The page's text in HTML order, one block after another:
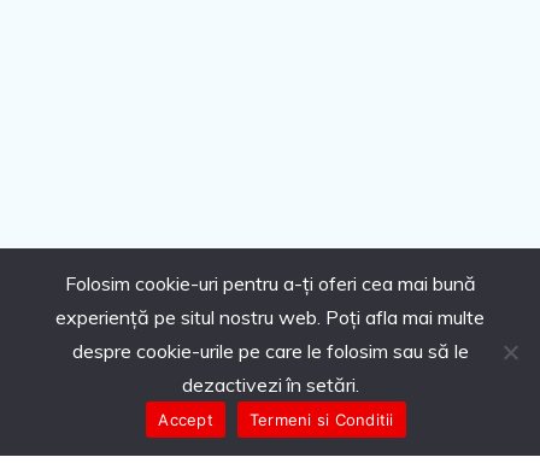
Folosim cookie-uri pentru a-ți oferi cea mai bună
experiență pe situl nostru web. Poți afla mai multe
despre cookie-urile pe care le folosim sau să le
dezactivezi în setări.
Accept Termeni si Conditii